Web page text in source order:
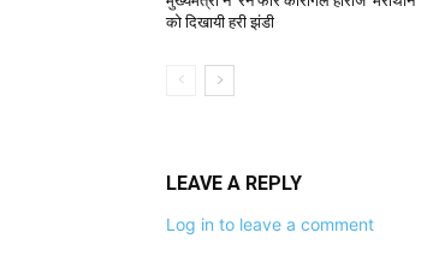
को दिखायी हरी झंडी
LEAVE A REPLY
Log in to leave a comment